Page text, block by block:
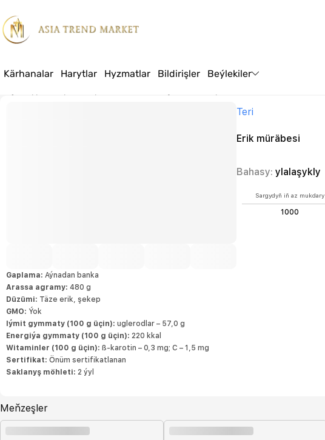
Kärhanalar Harytlar Hyzmatlar Bildirişler Beýlekiler
Teri
Erik müräbesi
Bahasy: ylalaşykly
Sargydyň iň az mukdary
1000
Gaplama: Aýnadan banka
Arassa agramy: 480 g
Düzümi: Täze erik, şekер
GMO: Ýok
Iýmit gymmaty (100 g üçin): uglerodlar – 57,0 g
Energiýa gymmaty (100 g üçin): 220 kkal
Witaminler (100 g üçin): ß-karotin – 0,3 mg; C – 1,5 mg
Sertifikat: Önüm sertifikatlanan
Saklanyş möhleti: 2 ýyl
Meňzeşler